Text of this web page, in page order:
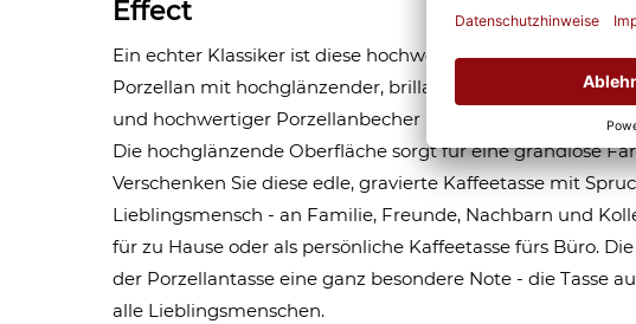
Effect
Ein echter Klassiker ist diese hochwertige Premium XXL
Porzellan mit hochglänzender, brillanter Oberfläche - ein
und hochwertiger Porzellanbecher mit Lasergravur
Die hochglänzende Oberfläche sorgt für eine grandiose
Verschenken Sie diese edle, gravierte Kaffeetasse mit
Lieblingsmensch - an Familie, Freunde, Nachbarn und
für zu Hause oder als persönliche Kaffeetasse fürs Büro.
der Porzellantasse eine ganz besondere Note - die Tasse
alle Lieblingsmenschen.